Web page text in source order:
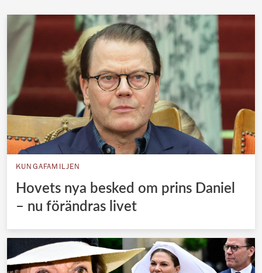
KUNGAFAMILJEN
Hovets nya besked om prins Daniel
– nu förändras livet